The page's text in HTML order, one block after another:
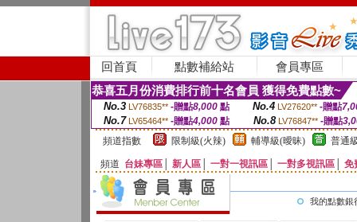
回首頁 點數補給站 會員專區
恭喜五月份消費排行前十名會員 獲得免費點數~
No.3 LV76835** -贈點8,000點 No.4 LV27620** -贈點
No.7 LV65464** -贈點4,000 點 No.8 LV76847** -贈點
頻道指數
限制級(火辣) 輔導級(曖昧) 普通
頻道 台妹專區 新人區 一對一視訊區 一對多視訊區 免
我的點數銀